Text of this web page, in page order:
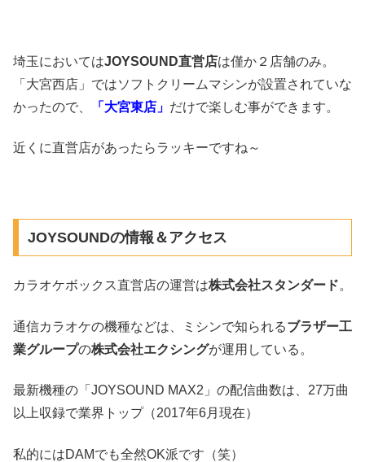
埼玉においてはJOYSOUND直営店は僅か２店舗のみ。
「大宮西店」ではソフトクリームマシンが設置されていな
かったので、
「大宮東店」 だけで楽しむ事ができます。
近くに直営店があったらラッキーですね～
JOYSOUNDの情報＆アクセス
カラオケボックス直営店の運営は株式会社スタンダード。
通信カラオケの機種などは、ミシンで知られるブラザー工
業グループの株式会社エクシングが運用している。
最新機種の「JOYSOUND MAX2」の配信曲数は、27万曲
以上収録で業界トップ（2017年6月現在）
私的にはDAMでも全然OK派です（笑）